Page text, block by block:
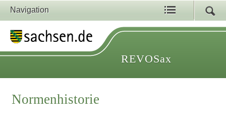
Navigation
REVOSax
Normenhistorie